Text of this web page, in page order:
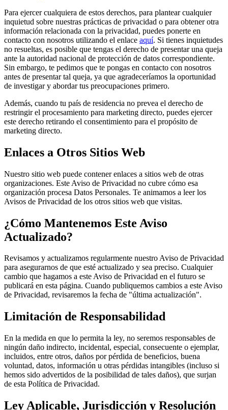
Para ejercer cualquiera de estos derechos, para plantear cualquier
inquietud sobre nuestras prácticas de privacidad o para obtener otra
información relacionada con la privacidad, puedes ponerte en
contacto con nosotros utilizando el enlace aquí. Si tienes inquietudes
no resueltas, es posible que tengas el derecho de presentar una queja
ante la autoridad nacional de protección de datos correspondiente.
Sin embargo, te pedimos que te pongas en contacto con nosotros
antes de presentar tal queja, ya que agradeceríamos la oportunidad
de investigar y abordar tus preocupaciones primero.
Además, cuando tu país de residencia no prevea el derecho de
restringir el procesamiento para marketing directo, puedes ejercer
este derecho retirando el consentimiento para el propósito de
marketing directo.
Enlaces a Otros Sitios Web
Nuestro sitio web puede contener enlaces a sitios web de otras
organizaciones. Este Aviso de Privacidad no cubre cómo esa
organización procesa Datos Personales. Te animamos a leer los
Avisos de Privacidad de los otros sitios web que visitas.
¿Cómo Mantenemos Este Aviso
Actualizado?
Revisamos y actualizamos regularmente nuestro Aviso de Privacidad
para asegurarnos de que esté actualizado y sea preciso. Cualquier
cambio que hagamos a este Aviso de Privacidad en el futuro se
publicará en esta página. Cuando publiquemos cambios a este Aviso
de Privacidad, revisaremos la fecha de "última actualización".
Limitación de Responsabilidad
En la medida en que lo permita la ley, no seremos responsables de
ningún daño indirecto, incidental, especial, consecuente o ejemplar,
incluidos, entre otros, daños por pérdida de beneficios, buena
voluntad, datos, información u otras pérdidas intangibles (incluso si
hemos sido advertidos de la posibilidad de tales daños), que surjan
de esta Política de Privacidad.
Ley Aplicable, Jurisdicción y Resolución